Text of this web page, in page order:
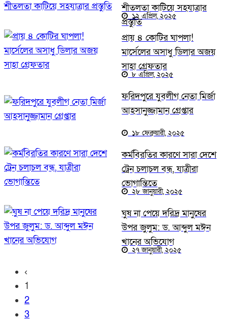
শীতলতা কাটিয়ে সহযাত্রার
প্রস্তুতি
১২ এপ্রিল, ২০২৫
প্রায় ৪ কোটির ঘাপলা!
মার্সেলের অসাধু ডিলার অজয়
সাহা গ্রেফতার
৮ এপ্রিল, ২০২৫
ফরিদপুরে যুবলীগ নেতা মির্জা
আহসানুজ্জামান গ্রেপ্তার
১৮ ফেব্রুয়ারী, ২০২৫
কর্মবিরতির কারণে সারা দেশে
ট্রেন চলাচল বন্ধ, যাত্রীরা
ভোগান্তিতে
২৮ জানুয়ারী, ২০২৫
ঘুষ না পেয়ে দরিদ্র মানুষের
উপর জুলুম: ড. আব্দুল মঈন
খানের অভিযোগ
২৭ জানুয়ারী, ২০২৫
‹
1
2
3